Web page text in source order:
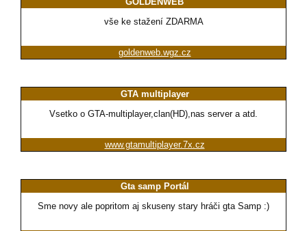
vše ke stažení ZDARMA
goldenweb.wgz.cz
GTA multiplayer
Vsetko o GTA-multiplayer,clan(HD),nas server a atd.
www.gtamultiplayer.7x.cz
Gta samp Portál
Sme novy ale popritom aj skuseny stary hráči gta Samp :)